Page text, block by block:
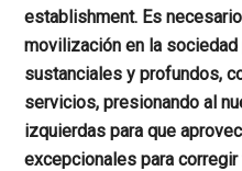
establishment. Es
movilización en la
sustanciales y profundos,
servicios, presionando al
izquierdas para que
excepcionales para